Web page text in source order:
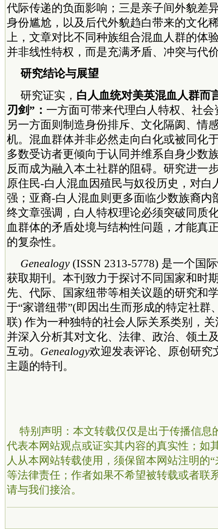
代际传递的负面影响；三是亲子间外貌差
身份尴尬，以及后代外貌趋白带来的文化
上，文章对比不同种族组合混血人群的体
并非线性特权，而是充满矛盾、冲突与代
研究结论与展望
研究证实， 白人血统对美英混血人群而
刃剑”： 一方面可带来代理白人特权、社
另一方面则制造身份排斥、文化隔阂、情
机。混血群体并非必然走向白化或被同化
多数受访者更倾向于认同并维系自身少数
反而成为融入本土社群的阻碍。研究进一
原住民-白人混血因殖民与奴役历史，对白
强；亚裔-白人混血则更多面临少数族裔内
终文章强调，白人特权理论必须突破同质
血群体的矛盾处境与结构性问题，才能真
的复杂性。
Genealogy (ISSN 2313-5778) 是一个国
获取期刊。本刊致力于探讨不同国家和时
先、代际、国家纽带等相关议题的研究和
于“家谱纽带”(即因出生而形成的特定社群
联) 作为一种独特的社会人际关系类别，
并深入分析其对文化、法律、政治、领土
互动。 Genealogy欢迎发表评论、原创研究
主题的特刊。
特别声明：本文转载仅仅是出于传播信息
代表本网站观点或证实其内容的真实性；如
人从本网站转载使用，须保留本网站注明的
等法律责任；作者如果不希望被转载或者联
请与我们接洽。